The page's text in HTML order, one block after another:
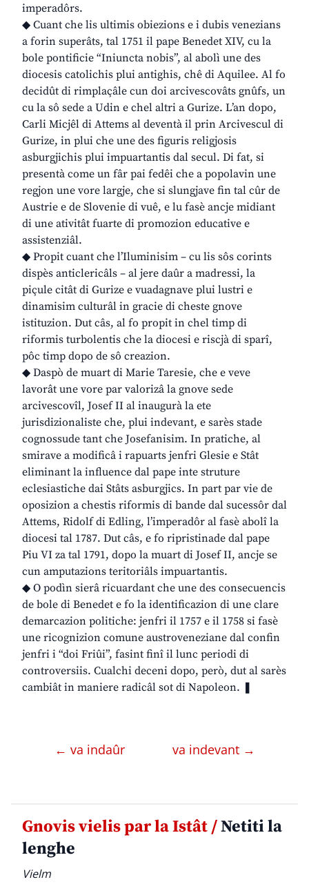
imperadôrs.
◆ Cuant che lis ultimis obiezions e i dubis venezians
a forin superâts, tal 1751 il pape Benedet XIV, cu la
bole pontificie “Iniuncta nobis”, al abolì une des
diocesis catolichis plui antighis, chê di Aquilee. Al fo
decidût di rimplaçâle cun doi arcivescovâts gnûfs, un
cu la sô sede a Udin e chel altri a Gurize. L’an dopo,
Carli Micjêl di Attems al deventà il prin Arcivescul di
Gurize, in plui che une des figuris religjosis
asburgjichis plui impuartantis dal secul. Di fat, si
presentà come un fâr pai fedêi che a popolavin une
regjon une vore largje, che si slungjave fin tal cûr de
Austrie e de Slovenie di vuê, e lu fasè ancje midiant
di une ativitât fuarte di promozion educative e
assistenziâl.
◆ Propit cuant che l’Iluminisim – cu lis sôs corints
dispès anticlericâls – al jere daûr a madressi, la
piçule citât di Gurize e vuadagnave plui lustri e
dinamisim culturâl in gracie di cheste gnove
istituzion. Dut câs, al fo propit in chel timp di
riformis turbolentis che la diocesi e riscjà di sparî,
pôc timp dopo de sô creazion.
◆ Daspò de muart di Marie Taresie, che e veve
lavorât une vore par valorizâ la gnove sede
arcivescovîl, Josef II al inaugurà la ete
jurisdizionaliste che, plui indevant, e sarès stade
cognossude tant che Josefanisim. In pratiche, al
smirave a modificâ i rapuarts jenfri Glesie e Stât
eliminant la influence dal pape inte struture
eclesiastiche dai Stâts asburgjics. In part par vie de
oposizion a chestis riformis di bande dal sucessôr dal
Attems, Ridolf di Edling, l’imperadôr al fasè abolî la
diocesi tal 1787. Dut câs, e fo ripristinade dal pape
Piu VI za tal 1791, dopo la muart di Josef II, ancje se
cun amputazions teritoriâls impuartantis.
◆ O podìn sierâ ricuardant che une des consecuencis
de bole di Benedet e fo la identificazion di une clare
demarcazion politiche: jenfri il 1757 e il 1758 si fasè
une ricognizion comune austroveneziane dal confin
jenfri i “doi Friûi”, fasint finî il lunc periodi di
controversiis. Cualchi deceni dopo, però, dut al sarès
cambiât in maniere radicâl sot di Napoleon. ❚
← va indaûr va indevant →
Gnovis vielis par la Istât /Netiti la
lenghe
Vielm